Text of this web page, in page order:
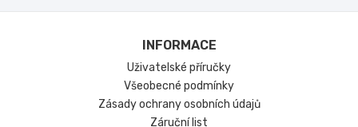
ventilátorem a driverem)
INFORMACE
Uživatelské příručky
Všeobecné podmínky
Zásady ochrany osobních údajů
Záruční list